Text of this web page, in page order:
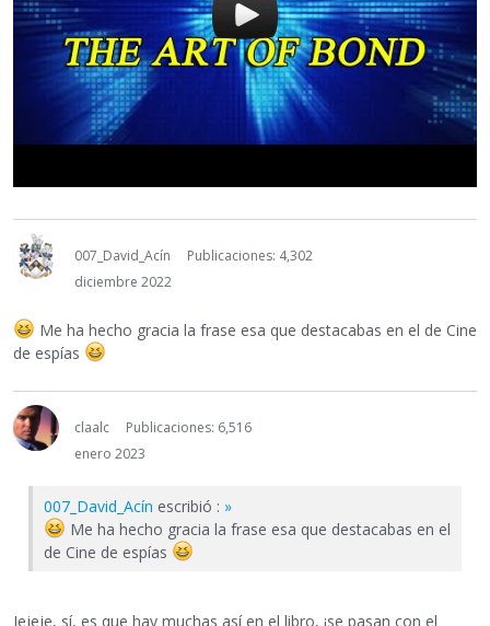
007_David_Acín
Publicaciones: 4,302
diciembre 2022
Me ha hecho gracia la frase esa que destacabas en el de Cine
de espías
claalc
Publicaciones: 6,516
enero 2023
007_David_Acín escribió : »
Me ha hecho gracia la frase esa que destacabas en el
de Cine de espías
Jejeje, sí, es que hay muchas así en el libro, ¡se pasan con el